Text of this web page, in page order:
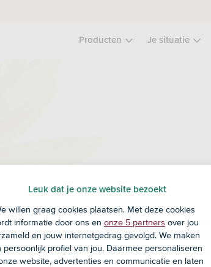
Producten Je situatie
toekomst
de toekomst van ons allemaal.Een mooiere
al zin in hebt.
Door te investeren met liefde
Leuk dat je onze website bezoekt
willen graag cookies plaatsen. Met deze cookies
informatie door ons en onze 5 partners over jou
en jouw internetgedrag gevolgd. We maken
persoonlijk profiel van jou. Daarmee personaliseren
website, advertenties en communicatie en laten